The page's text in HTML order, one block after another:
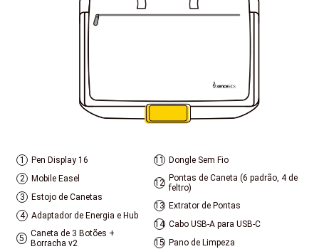
1
Pen Display 16
2
Mobile Easel
3
Estojo de Canetas
4
Adaptador de Energia e Hub
5
Caneta de 3 Botões +
Borracha v2
11 Dongle Sem Fio
12 Pontas de Caneta (6 padrão, 4 de
feltro)
13 Extrator de Pontas
14 Cabo USB-A para USB-C
15 Pano de Limpeza